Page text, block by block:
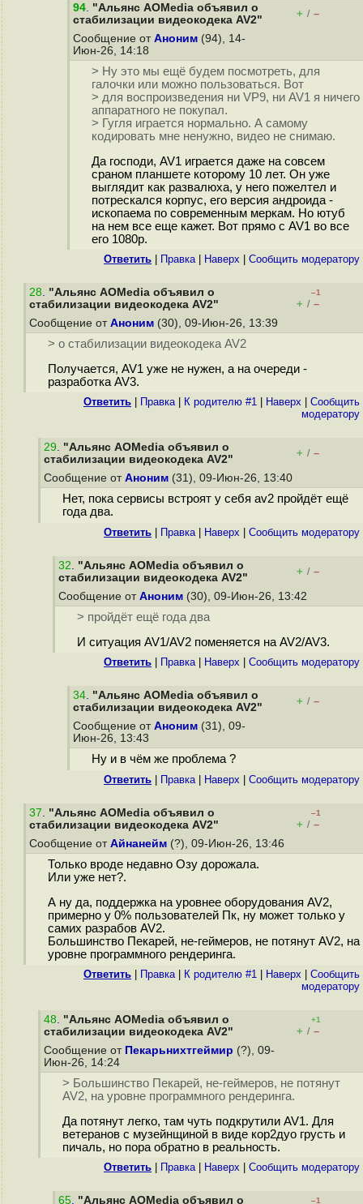
94. "Альянс AOMedia объявил о
стабилизации видеокодека AV2"
+ / –
Сообщение от Аноним (94), 14-
Июн-26, 14:18
> Ну это мы ещё будем посмотреть, для
галочки или можно пользоваться. Вот
> для воспроизведения ни VP9, ни AV1 я ничего
аппаратного не покупал.
> Гугля играется нормально. А самому
кодировать мне ненужно, видео не снимаю.
Да господи, AV1 играется даже на совсем
сраном планшете которому 10 лет. Он уже
выглядит как развалюха, у него пожелтел и
потрескался корпус, его версия андроида -
ископаема по современным меркам. Но ютуб
на нем все еще кажет. Вот прямо с AV1 во все
его 1080p.
Ответить Правка| Наверх Cообщить модератору
28. "Альянс AOMedia объявил о
стабилизации видеокодека AV2"
–1
+ / –
Сообщение от Аноним (30), 09-Июн-26, 13:39
> о стабилизации видеокодека AV2
Получается, AV1 уже не нужен, а на очереди -
разработка AV3.
Ответить Правка| К родителю #1 Наверх
Cообщить
модератору
29. "Альянс AOMedia объявил о
стабилизации видеокодека AV2"
+ / –
Сообщение от Аноним (31), 09-Июн-26, 13:40
Нет, пока сервисы встроят у себя av2 пройдёт ещё
года два.
Ответить Правка| Наверх Cообщить модератору
32. "Альянс AOMedia объявил о
стабилизации видеокодека AV2"
+ / –
Сообщение от Аноним (30), 09-Июн-26, 13:42
> пройдёт ещё года два
И ситуация AV1/AV2 поменяется на AV2/AV3.
Ответить Правка| Наверх Cообщить модератору
34. "Альянс AOMedia объявил о
стабилизации видеокодека AV2"
+ / –
Сообщение от Аноним (31), 09-
Июн-26, 13:43
Ну и в чём же проблема ?
Ответить Правка| Наверх Cообщить модератору
37. "Альянс AOMedia объявил о
стабилизации видеокодека AV2"
–1
+ / –
Сообщение от Айнанейм (?), 09-Июн-26, 13:46
Только вроде недавно Озу дорожала.
Или уже нет?.
А ну да, поддержка на уровнее оборудования AV2,
примерно у 0% пользователей Пк, ну может только у
самих разрабов AV2.
Большинство Пекарей, не-геймеров, не потянут AV2, на
уровне программного рендеринга.
Ответить Правка| К родителю #1 Наверх
Cообщить
модератору
48. "Альянс AOMedia объявил о
стабилизации видеокодека AV2"
+1
+ / –
Сообщение от Пекарьнихтгеймир (?), 09-
Июн-26, 14:24
> Большинство Пекарей, не-геймеров, не потянут
AV2, на уровне программного рендеринга.
Да потянут легко, там чуть подкрутили AV1. Для
ветеранов с музейнщиной в виде кор2дуо грусть и
пичаль, но пора обратно в реальность.
Ответить Правка| Наверх Cообщить модератору
65. "Альянс AOMedia объявил о –1